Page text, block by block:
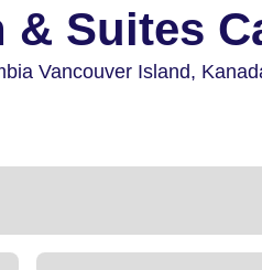
& Suites
Vancouver Island,